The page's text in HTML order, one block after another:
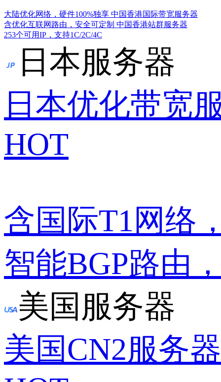
大陆优化网络，硬件100%独享 中国香港国际带宽服务器
含优化互联网路由，安全可定制 中国香港站群服务器
253个可用IP，支持1C/2C/4C
日本服务器
日本优化带宽
HOT
含国际T1网络
智能BGP路由
美国服务器
美国CN2服务器